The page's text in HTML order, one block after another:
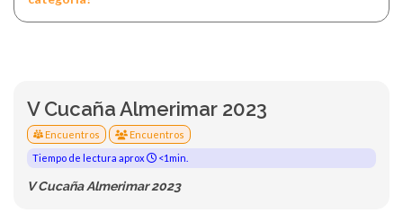
V Cucaña Almerimar 2023
Encuentros
Encuentros
Tiempo de lectura aprox
<1min.
V Cucaña Almerimar 2023